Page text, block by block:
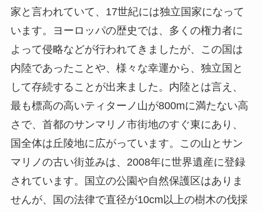
家と言われていて、 17世紀には独立国家になって
います。ヨーロッパの歴史では、多くの権力者に
よって侵略などが行われてきましたが、この国は
内陸であったことや、様々な幸運から、独立国と
して存続することが出来ました。内陸とは言え、
最も標高の高いティターノ山が800mに満たない高
さで、首都のサンマリノ市街地のすぐ東にあり、
国全体は丘陵地に広がっています。この山とサン
マリノの古い街並みは、 2008年に世界遺産に登録
されています。国立の公園や自然保護区はありま
せんが、国の法律で直径が10cm 以上の樹木の伐採